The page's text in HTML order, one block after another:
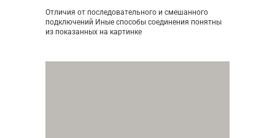
Отличия от последовательного и смешанного
подключений Иные способы соединения понятны
из показанных на картинке